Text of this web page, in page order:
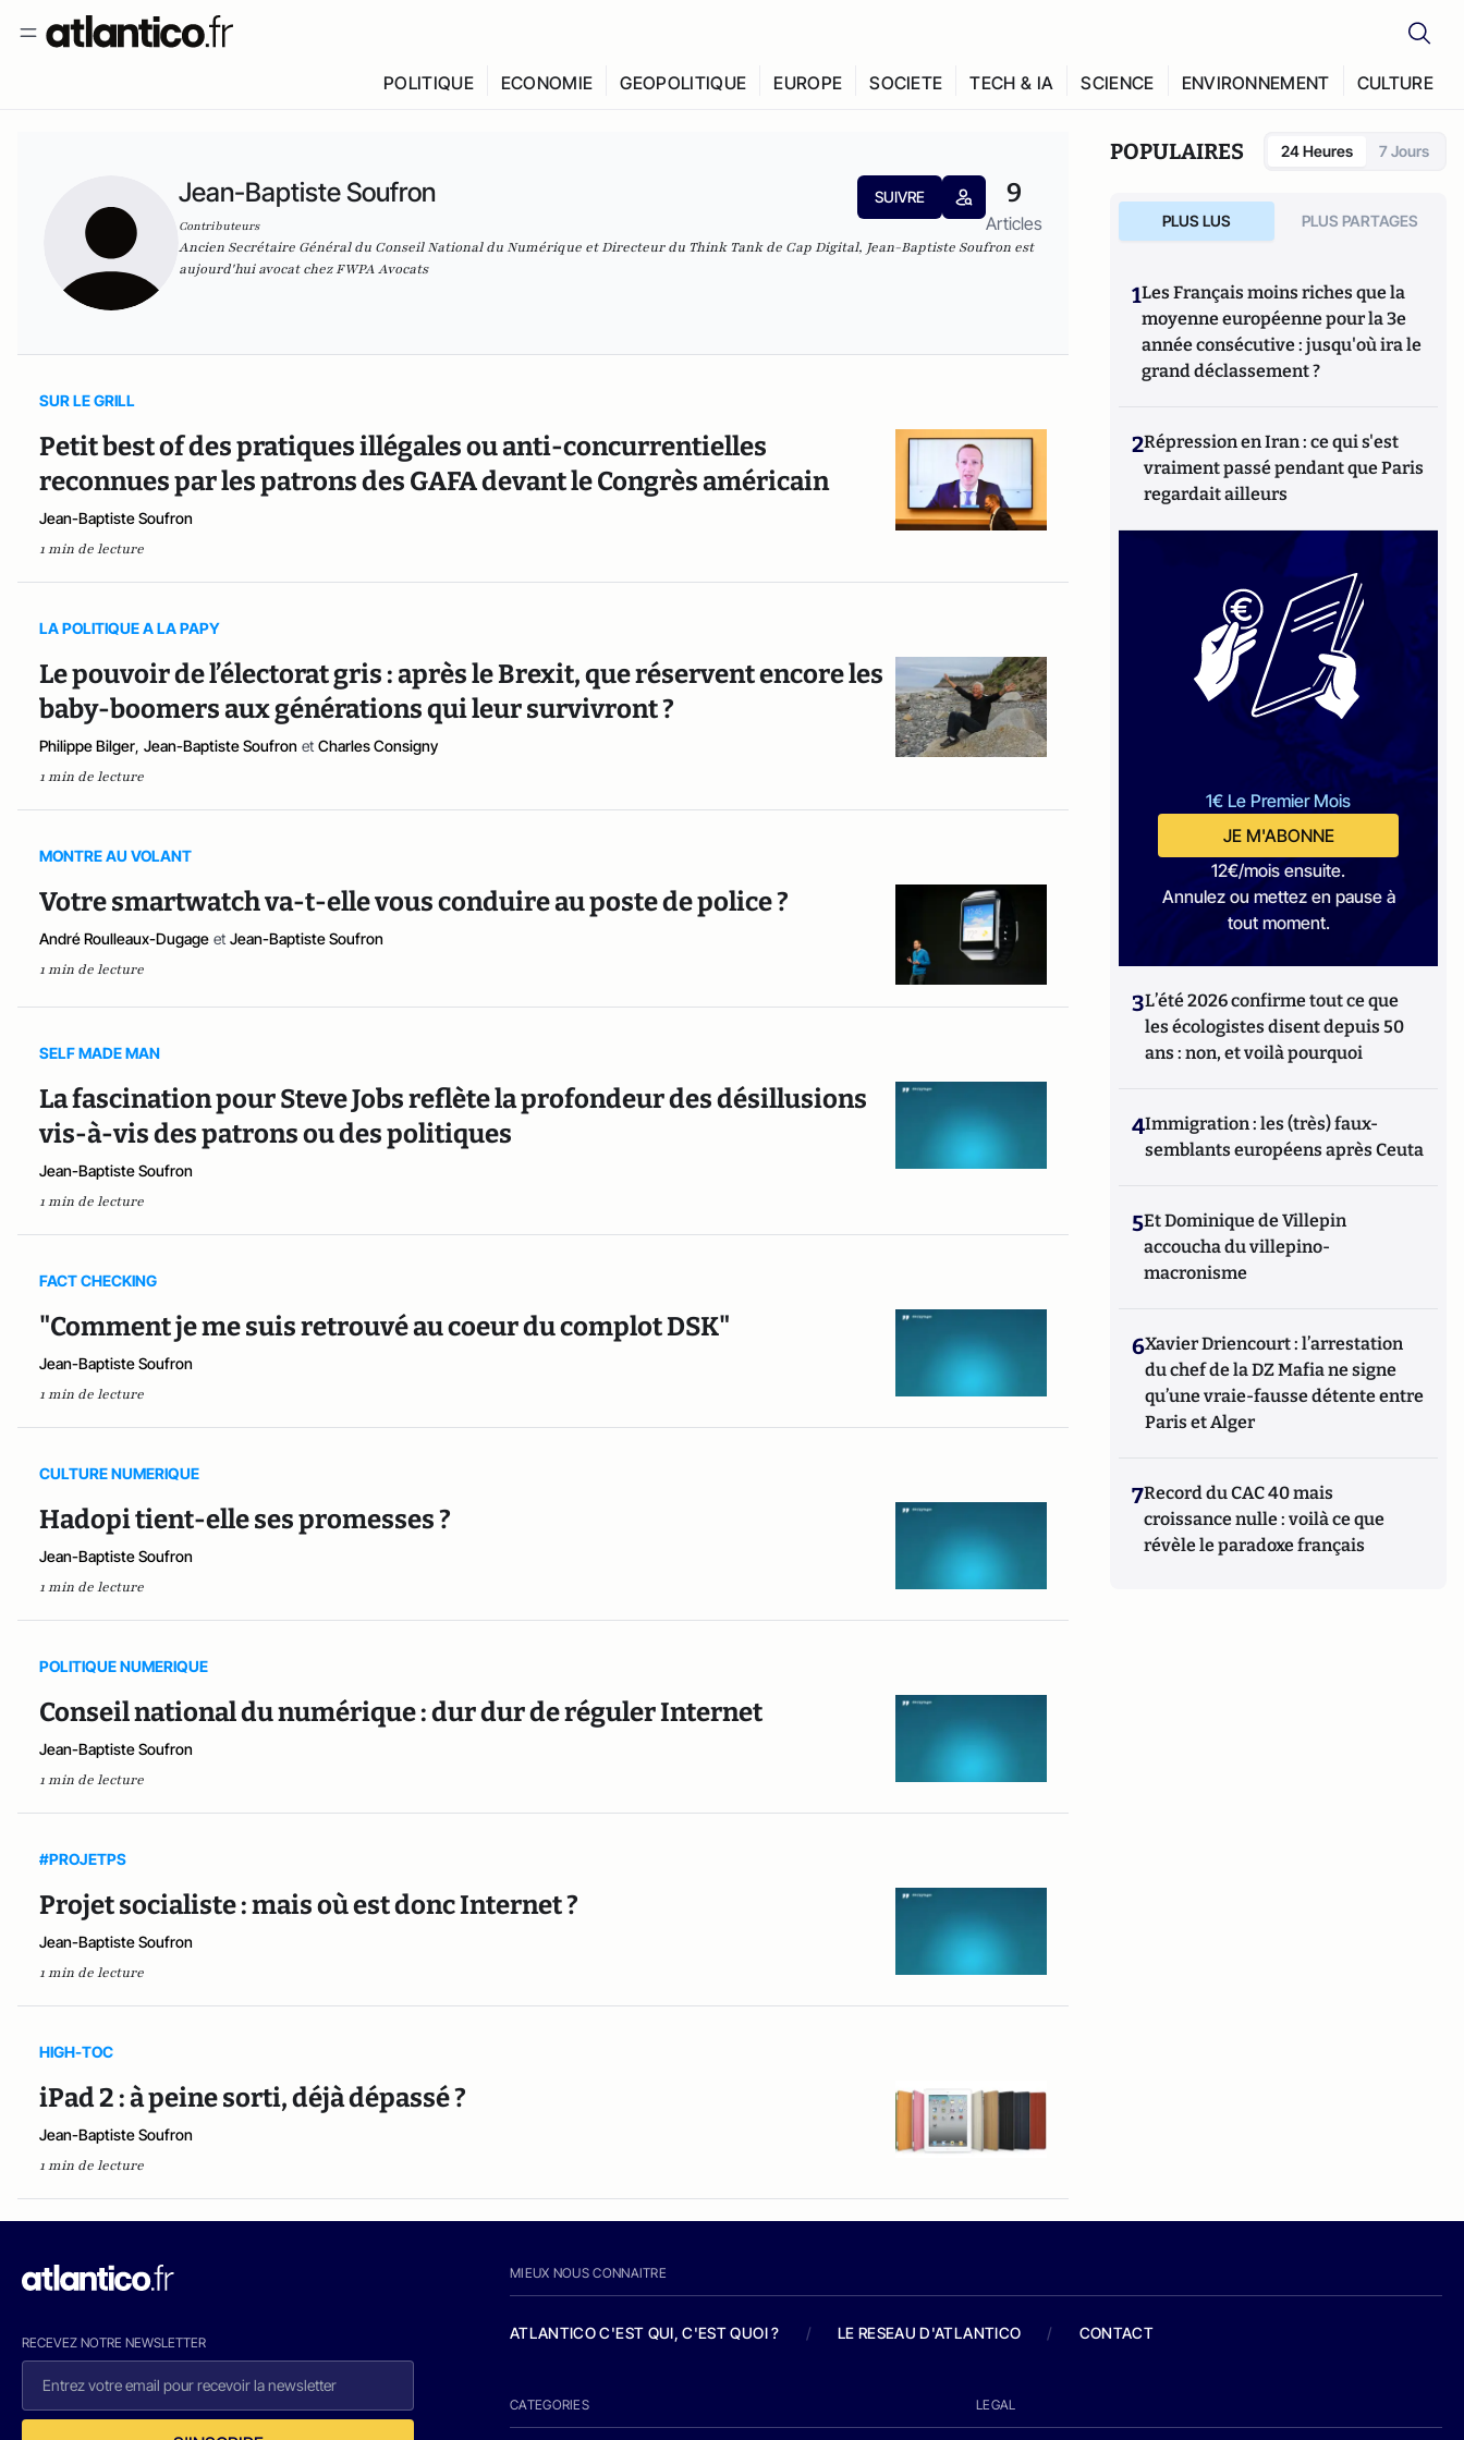
POLITIQUE ECONOMIE GEOPOLITIQUE EUROPE SOCIETE TECH & IA SCIENCE ENVIRONNEMENT CULTURE
Jean-Baptiste Soufron
Contributeurs
SUIVRE 9
Articles
Ancien Secrétaire Général du Conseil National du Numérique et Directeur du Think Tank de Cap Digital, Jean-Baptiste Soufron est
aujourd'hui avocat chez FWPA Avocats
SUR LE GRILL
Petit best of des pratiques illégales ou anti-concurrentielles
reconnues par les patrons des GAFA devant le Congrès américain
Jean-Baptiste Soufron
1 min de lecture
LA POLITIQUE A LA PAPY
Le pouvoir de l’électorat gris : après le Brexit, que réservent encore les
baby-boomers aux générations qui leur survivront ?
Philippe Bilger, Jean-Baptiste Soufron et Charles Consigny
1 min de lecture
MONTRE AU VOLANT
Votre smartwatch va-t-elle vous conduire au poste de police ?
André Roulleaux-Dugage et Jean-Baptiste Soufron
1 min de lecture
SELF MADE MAN
La fascination pour Steve Jobs reflète la profondeur des désillusions
vis-à-vis des patrons ou des politiques
Jean-Baptiste Soufron
1 min de lecture
FACT CHECKING
"Comment je me suis retrouvé au coeur du complot DSK"
Jean-Baptiste Soufron
1 min de lecture
CULTURE NUMERIQUE
Hadopi tient-elle ses promesses ?
Jean-Baptiste Soufron
1 min de lecture
POLITIQUE NUMERIQUE
Conseil national du numérique : dur dur de réguler Internet
Jean-Baptiste Soufron
1 min de lecture
#PROJETPS
Projet socialiste : mais où est donc Internet ?
Jean-Baptiste Soufron
1 min de lecture
HIGH-TOC
iPad 2 : à peine sorti, déjà dépassé ?
Jean-Baptiste Soufron
1 min de lecture
POPULAIRES 24 Heures 7 Jours
PLUS LUS PLUS PARTAGES
1Les Français moins riches que la
moyenne européenne pour la 3e
année consécutive : jusqu'où ira le
grand déclassement ?
2Répression en Iran : ce qui s'est
vraiment passé pendant que Paris
regardait ailleurs
1€ Le Premier Mois
JE M'ABONNE
12€/mois ensuite.
Annulez ou mettez en pause à
tout moment.
3L’été 2026 confirme tout ce que
les écologistes disent depuis 50
ans : non, et voilà pourquoi
4Immigration : les (très) faux-
semblants européens après Ceuta
5Et Dominique de Villepin
accoucha du villepino-
macronisme
6Xavier Driencourt : l’arrestation
du chef de la DZ Mafia ne signe
qu’une vraie-fausse détente entre
Paris et Alger
7Record du CAC 40 mais
croissance nulle : voilà ce que
révèle le paradoxe français
RECEVEZ NOTRE NEWSLETTER
MIEUX NOUS CONNAITRE
ATLANTICO C'EST QUI, C'EST QUOI ? / LE RESEAU D'ATLANTICO / CONTACT
CATEGORIES LEGAL